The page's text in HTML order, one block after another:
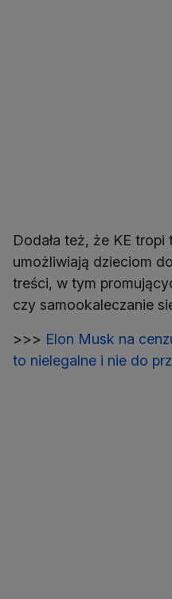
Dodała też, że KE
umożliwiają dzieciom
treści, w tym
czy samookaleczanie
>>> Elon Musk na
to nielegalne i nie do